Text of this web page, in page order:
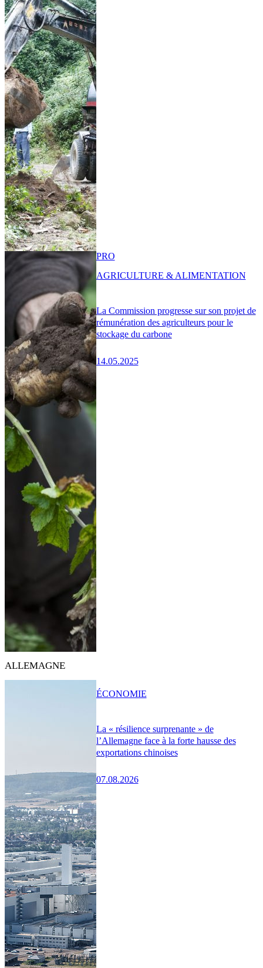
La Commission progresse sur son projet de
rémunération des agriculteurs pour le
stockage du carbone
14.05.2025
PRO
AGRICULTURE & ALIMENTATION
ALLEMAGNE
La « résilience surprenante » de
l’Allemagne face à la forte hausse des
exportations chinoises
07.08.2026
ÉCONOMIE